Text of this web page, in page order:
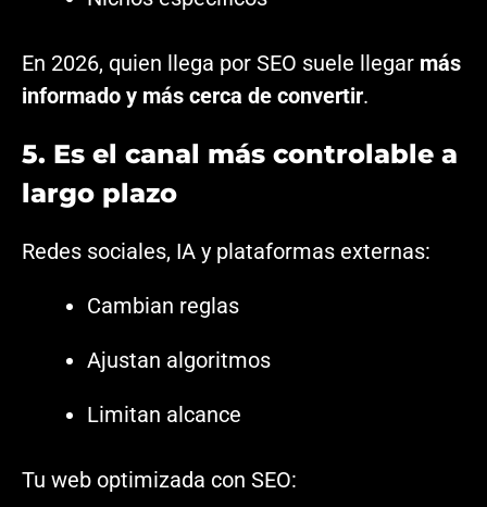
En 2026, quien llega por SEO suele llegar más
informado y más cerca de convertir.
5. Es el canal más controlable a
largo plazo
Redes sociales, IA y plataformas externas:
Cambian reglas
Ajustan algoritmos
Limitan alcance
Tu web optimizada con SEO: